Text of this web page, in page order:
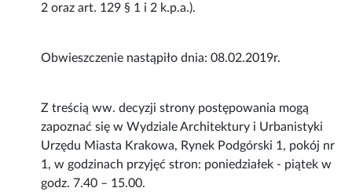
2 oraz art. 129 § 1 i 2 k.p.a.).
Obwieszczenie nastąpiło dnia: 08.02.2019r.
Z treścią ww. decyzji strony postępowania mogą
zapoznać się w Wydziale Architektury i Urbanistyki
Urzędu Miasta Krakowa, Rynek Podgórski 1, pokój nr
1, w godzinach przyjęć stron: poniedziałek - piątek w
godz. 7.40 – 15.00.